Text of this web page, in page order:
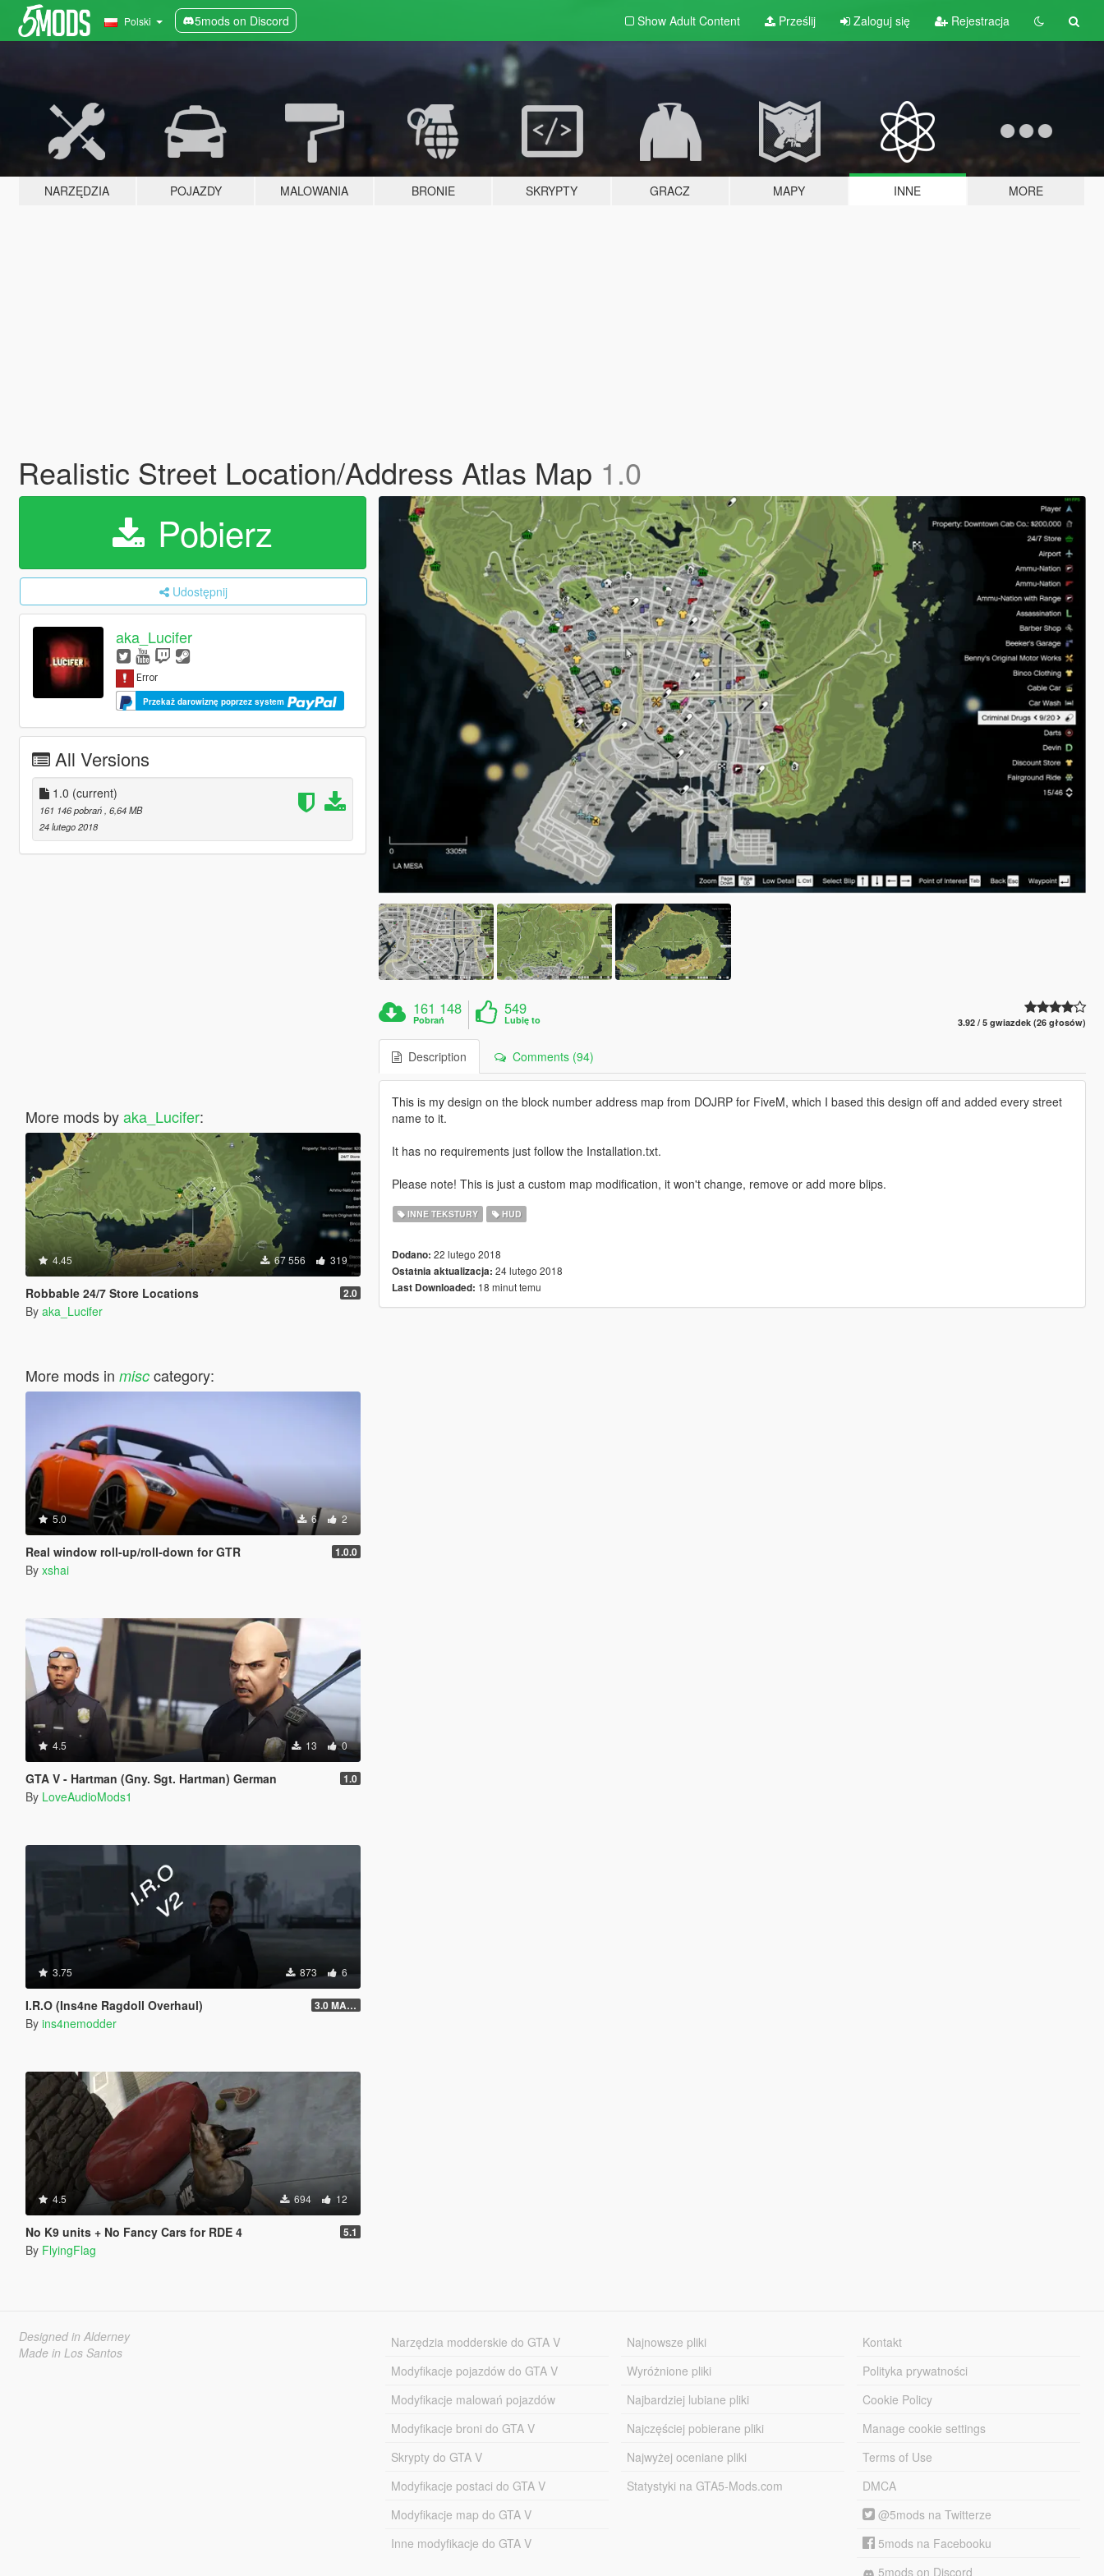
Polski 5mods on Discord Show Adult Content Prześlij Zaloguj się Rejestracja
NARZĘDZIA POJAZDY MALOWANIA BRONIE SKRYPTY GRACZ MAPY INNE MORE
Realistic Street Location/Address Atlas Map 1.0
Pobierz
Udostępnij
aka_Lucifer
Przekaż darowiznę poprzez system
All Versions
1.0 (current)
161 146 pobrań, 6,64 MB
24 lutego 2018
More mods byaka_Lucifer:
4.45 67 556 319
Robbable 24/7 Store Locations 2.0
By aka_Lucifer
More mods in misccategory:
5.0 6 2
Real window roll‑up/roll‑down for GTR 1.0.0
By xshai
4.5 13 0
GTA V - Hartman (Gny. Sgt. Hartman) German 1.0
By LoveAudioMods1
3.75 873 6
I.R.O (Ins4ne Ragdoll Overhaul) 3.0 MASSIVE OVERHAUL
By ins4nemodder
4.5 694 12
No K9 units + No Fancy Cars for RDE 4 5.1
By FlyingFlag
161 148
Pobrań
549
Lubię to 3.92 / 5 gwiazdek (26 głosów)
Description Comments (94)
This is my design on the block number address map from DOJRP for FiveM, which I based this design off and added every street
name to it.
It has no requirements just follow the Installation.txt.
Please note! This is just a custom map modification, it won't change, remove or add more blips.
INNE TEKSTURY HUD
Dodano: 22 lutego 2018
Ostatnia aktualizacja: 24 lutego 2018
Last Downloaded: 18 minut temu
Designed in Alderney
Made in Los Santos
Narzędzia modderskie do GTA V
Modyfikacje pojazdów do GTA V
Modyfikacje malowań pojazdów
Modyfikacje broni do GTA V
Skrypty do GTA V
Modyfikacje postaci do GTA V
Modyfikacje map do GTA V
Inne modyfikacje do GTA V
Najnowsze pliki
Wyróżnione pliki
Najbardziej lubiane pliki
Najczęściej pobierane pliki
Najwyżej oceniane pliki
Statystyki na GTA5-Mods.com
Kontakt
Polityka prywatności
Cookie Policy
Manage cookie settings
Terms of Use
DMCA
@5mods na Twitterze
5mods na Facebooku
5mods on Discord